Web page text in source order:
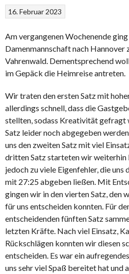
16. Februar 2023
Am vergangenen Wochenende
Damenmannschaft nach Hannover
Vahrenwald. Dementsprechend
im Gepäck die Heimreise antreten.
Wir traten den ersten Satz mit
allerdings schnell, dass die
stellten, sodass Kreativität gefragt
Satz leider noch abgegeben
uns den zweiten Satz mit viel
dritten Satz starteten wir
jedoch zu viele Eigenfehler, die
mit 27:25 abgeben ließen. Mit
gingen wir in den vierten Satz, den
für uns entscheiden konnten. Für
entscheidenden fünften Satz
letzten Kräfte. Nach viel Einsatz,
Rückschlägen konnten wir diesen
entscheiden. Es war ein
uns sehr viel Spaß bereitet hat und